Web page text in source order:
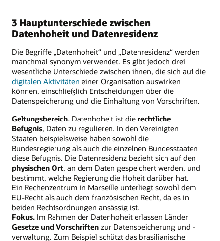
3 Hauptunterschiede zwischen
Datenhoheit und Datenresidenz
Die Begriffe „Datenhoheit“ und „Datenresidenz“ werden
manchmal synonym verwendet. Es gibt jedoch drei
wesentliche Unterschiede zwischen ihnen, die sich auf die
digitalen Aktivitäten einer Organisation auswirken
können, einschließlich Entscheidungen über die
Datenspeicherung und die Einhaltung von Vorschriften.
Geltungsbereich. Datenhoheit ist die rechtliche
Befugnis, Daten zu regulieren. In den Vereinigten
Staaten beispielsweise haben sowohl die
Bundesregierung als auch die einzelnen Bundesstaaten
diese Befugnis. Die Datenresidenz bezieht sich auf den
physischen Ort, an dem Daten gespeichert werden, und
bestimmt, welche Regierung die Hoheit darüber hat.
Ein Rechenzentrum in Marseille unterliegt sowohl dem
EU-Recht als auch dem französischen Recht, da es in
beiden Rechtsordnungen ansässig ist.
Fokus. Im Rahmen der Datenhoheit erlassen Länder
Gesetze und Vorschriften zur Datenspeicherung und -
verwaltung. Zum Beispiel schützt das brasilianische